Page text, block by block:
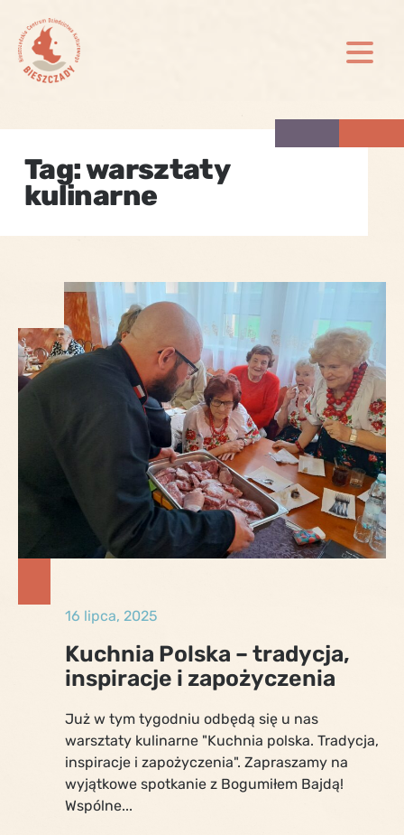
content
Tag:warsztaty
kulinarne
16 lipca, 2025
Kuchnia Polska – tradycja,
inspiracje i zapożyczenia
Już w tym tygodniu odbędą się u nas
warsztaty kulinarne "Kuchnia polska. Tradycja,
inspiracje i zapożyczenia". Zapraszamy na
wyjątkowe spotkanie z Bogumiłem Bajdą!
Wspólne...